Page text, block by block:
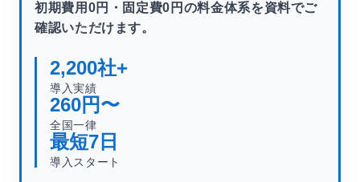
初期費用0円・固定費0円の料金体系を資料でご
確認いただけます。
2,200社+
導入実績
260円〜
全国一律
最短7 日
導入スタート